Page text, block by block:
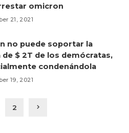
omicron
21, 2021
no puede soportar la
$ 2T de los demócratas,
condenándola
19, 2021
2